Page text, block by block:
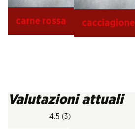
carne rossa cacciagione
Valutazioni attuali
4.5 (3)